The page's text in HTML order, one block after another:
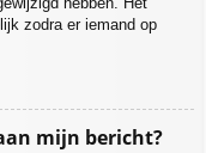
zodra er iemand op
mijn bericht?